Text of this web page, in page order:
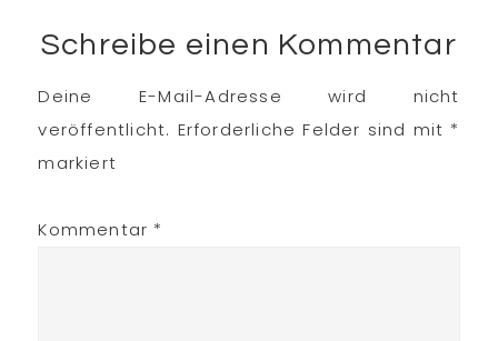
Leser-
Interaktionen
Schreibe einen Kommentar
Deine E-Mail-Adresse wird nicht
veröffentlicht. Erforderliche Felder sind mit *
markiert
Kommentar *